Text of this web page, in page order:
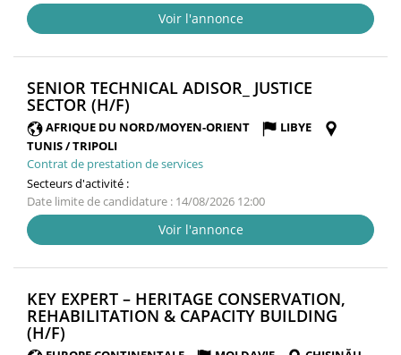
Voir l'annonce
SENIOR TECHNICAL ADISOR_ JUSTICE
SECTOR (H/F)
FENÊTRE)
AFRIQUE DU NORD/MOYEN-ORIENT
LIBYE
TUNIS / TRIPOLI
Contrat de prestation de services
Secteurs d'activité :
Date limite de candidature : 14/08/2026 12:00
Voir l'annonce
KEY EXPERT – HERITAGE CONSERVATION,
REHABILITATION & CAPACITY BUILDING
(H/F)
FENÊTRE)